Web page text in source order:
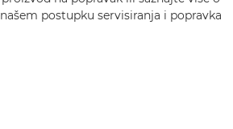
našem postupku servisiranja i popravka